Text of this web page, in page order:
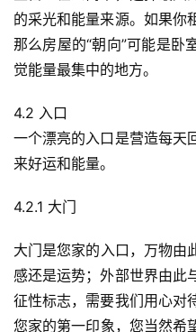
的采光和能量来源。如果你
那么房屋的“朝向”可能是卧
觉能量最集中的地方。
4.2 入口
一个漂亮的入口是营造每天
来好运和能量。
4.2.1 大门
大门是您家的入口，万物
感还是运势；外部世界由此
征性标志，需要我们用心对
您家的第一印象，您当然